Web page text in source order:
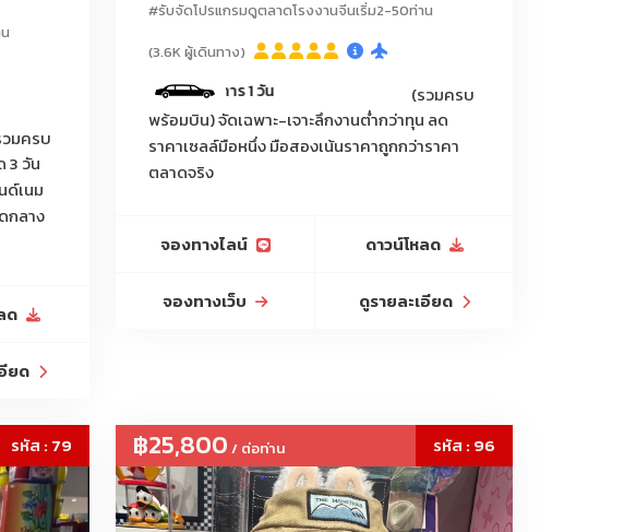
ยง/ของเล่นสัตว์เลี้ยง/แปรงขนสัตว์/กระบะทรายแมว/ที่ลับเล็บแมว/ถุง
หารเม็ดสัตว์เลี้ยง/ข
ไม้/ดินสอกด/ไฮไลท์/ยางลบ/กบเหลาดินสอ/กล่องดินสอ/กระเป๋าใส่
ยนเป็นเซ็ต
ง/ถุงมือทำสวน/ตาข่ายกันแมลง/เชือกฟาง/พลาสติกคลุมดิน/กระถาง
ด/ขวดพ่นละอองน้ำ/กระติกน้ำเกษตร
ร์รีสอร์ท, เฟอร์นิเจอร์ออฟฟิศ, เฟอร์นิเจอร์ร้านกาแฟ, โซฟา, โต๊ะกินข้าว,
มไฟติดผนัง, โคมไฟตั้งพื้น, โคมไฟตั้งโต๊ะ, โคมไฟระย้า, โคมไฟโมเดิร์น,
องของการดีลงานมีคนขับรถรับ-ส่งบริการ 1 วัน
มครบ
3 วัน
เนม
กลาง
ด
ยด
#รับจัดโปรแกรมดูตลาดโรงงานจีนเริ่ม2-50ท่าน
(3.6K ผู้เดินทาง)
วันที่สองของการดีลงานมีคนขับรถรั
(รวมครบ
พร้อมบิน) จัดเฉพาะ-เจาะลึกงานต่ำกว่าทุน ลด
ราคาเซลล์มือหนึ่ง มือสองเน้นราคาถูกกว่าราคา
ตลาดจริง
จองทางไลน์ ดาวน์โหลด
จองทางเว็บ ดูรายละเอียด
รหัส : 79 ฿25,800 / ต่อท่าน รหัส : 96